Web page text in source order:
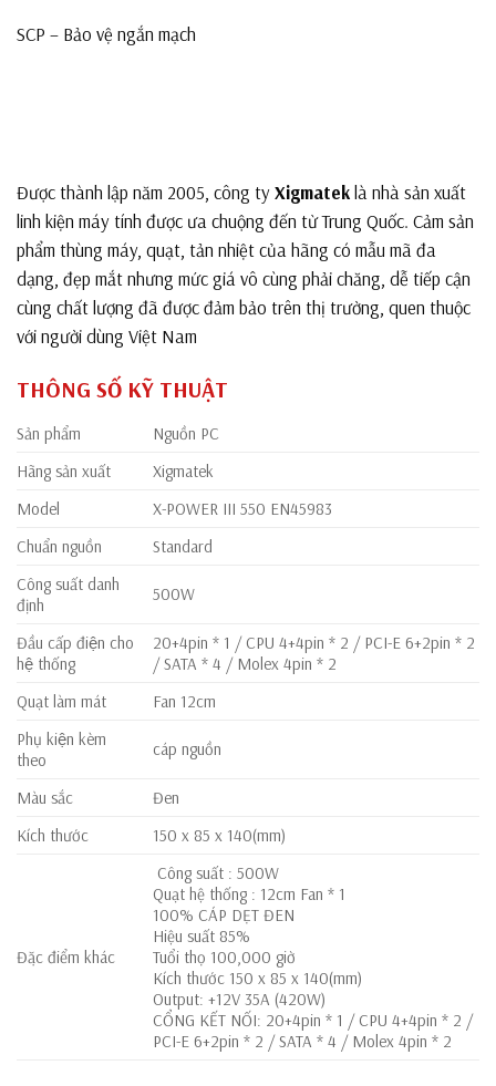
SCP – Bảo vệ ngắn mạch
Được thành lập năm 2005, công tyXigmateklà nhà sản xuất
linh kiện máy tính được ưa chuộng đến từ Trung Quốc. Cảm sản
phẩm thùng máy, quạt, tản nhiệt của hãng có mẫu mã đa
dạng, đẹp mắt nhưng mức giá vô cùng phải chăng, dễ tiếp cận
cùng chất lượng đã được đảm bảo trên thị trường, quen thuộc
với người dùng Việt Nam
THÔNG SỐ KỸ THUẬT
Sản phẩm
Nguồn PC
Hãng sản xuất
Xigmatek
Model
X-POWER III 550 EN45983
Chuẩn nguồn
Standard
Công suất danh
định
500W
Đầu cấp điện cho
hệ thống
20+4pin * 1 / CPU 4+4pin * 2 / PCI-E 6+2pin * 2
/ SATA * 4 / Molex 4pin * 2
Quạt làm mát
Fan 12cm
Phụ kiện kèm
theo
cáp nguồn
Màu sắc
Đen
Kích thước
150 x 85 x 140(mm)
Đặc điểm khác
Công suất : 500W
Quạt hệ thống : 12cm Fan * 1
100% CÁP DẸT ĐEN
Hiệu suất 85%
Tuổi thọ 100,000 giờ
Kích thước 150 x 85 x 140(mm)
Output: +12V 35A (420W)
CỔNG KẾT NỐI: 20+4pin * 1 / CPU 4+4pin * 2 /
PCI-E 6+2pin * 2 / SATA * 4 / Molex 4pin * 2